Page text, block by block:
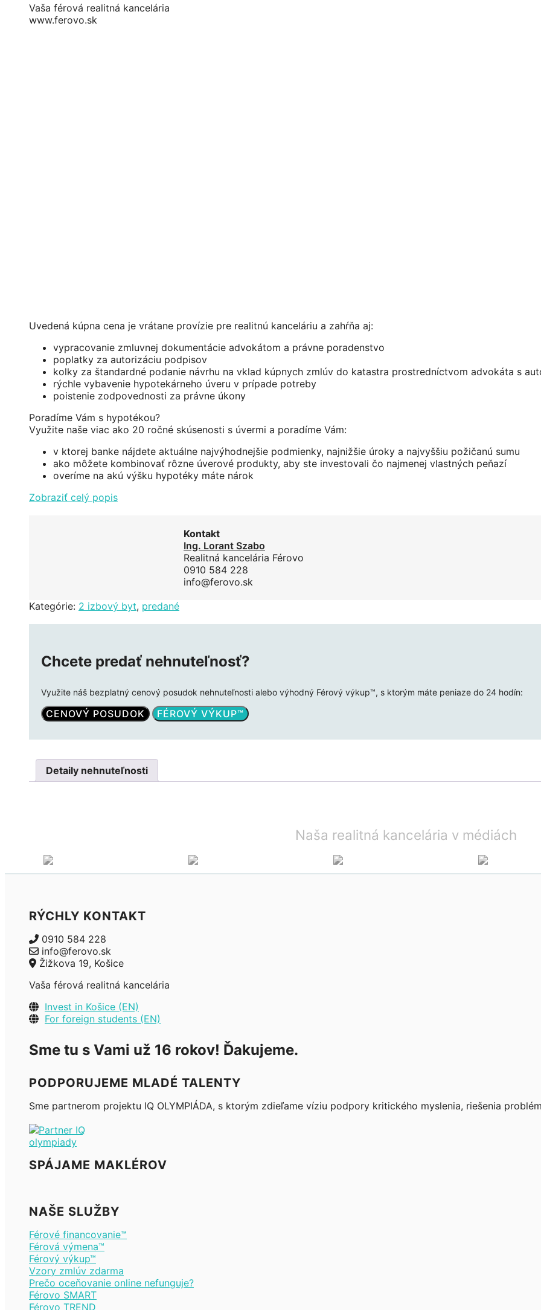
Vaša férová realitná kancelária
www.ferovo.sk
Uvedená kúpna cena je vrátane provízie pre realitnú kanceláriu a zahŕňa aj:
vypracovanie zmluvnej dokumentácie advokátom a právne poradenstvo
poplatky za autorizáciu podpisov
kolky za štandardné podanie návrhu na vklad kúpnych zmlúv do katastra prostredníctvom advokáta s
rýchle vybavenie hypotekárneho úveru v prípade potreby
poistenie zodpovednosti za právne úkony
Poradíme Vám s hypotékou?
Využite naše viac ako 20 ročné skúsenosti s úvermi a poradíme Vám:
v ktorej banke nájdete aktuálne najvýhodnejšie podmienky, najnižšie úroky a najvyššiu požičanú sumu
ako môžete kombinovať rôzne úverové produkty, aby ste investovali čo najmenej vlastných peňazí
overíme na akú výšku hypotéky máte nárok
Zobraziť celý popis
Kontakt
Ing. Lorant Szabo
Realitná kancelária Férovo
0910 584 228
info@ferovo.sk
Kategórie: 2 izbový byt, predané
Chcete predať nehnuteľnosť?
Využite náš bezplatný cenový posudok nehnuteľnosti alebo výhodný Férový výkup™, s ktorým máte peniaze do 24 hodín:
CENOVÝ POSUDOK FÉROVÝ VÝKUP™
Detaily nehnuteľnosti
Naša realitná kancelária v médiách
RÝCHLY KONTAKT
0910 584 228
info@ferovo.sk
Žižkova 19, Košice
Vaša férová realitná kancelária
Invest in Košice (EN)
For foreign students (EN)
Sme tu s Vami už 16 rokov! Ďakujeme.
PODPORUJEME MLADÉ TALENTY
Sme partnerom projektu IQ OLYMPIÁDA, s ktorým zdieľame víziu podpory kritického myslenia, riešenia
SPÁJAME MAKLÉROV
NAŠE SLUŽBY
Férové financovanie™
Férová výmena™
Férový výkup™
Vzory zmlúv zdarma
Prečo oceňovanie online nefunguje?
Férovo SMART
Férovo TREND